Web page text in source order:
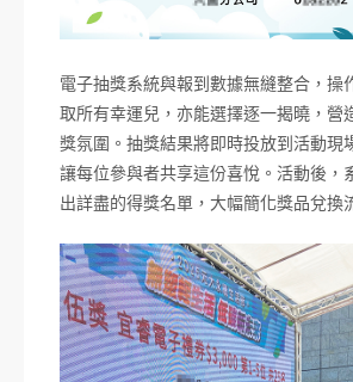
電子抽獎系統與報到數據無縫整合，操
取所有幸運兒，亦能選擇逐一揭曉，營
獎氛圍。抽獎結果將即時投放到活動現
讓每位參與者共享這份喜悅。活動後，
出詳盡的得獎名單，大幅簡化獎品兌換